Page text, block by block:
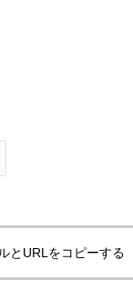
とURLをコピーする